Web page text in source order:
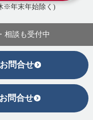
※年末年始除く)
相談も受付中
問合せ
問合せ